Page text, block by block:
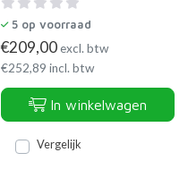
5 op voorraad
€209,00excl. btw
€252,89 incl. btw
In winkelwagen
Vergelijk